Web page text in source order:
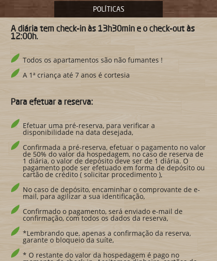
POLÍTICAS
A diária tem check-in às 13h30min e o check-out às
12:00h.
Todos os apartamentos são não fumantes !
A 1ª criança até 7 anos é cortesia
Para efetuar a reserva:
Efetuar uma pré-reserva, para verificar a
disponibilidade na data desejada,
Confirmada a pré-reserva, efetuar o pagamento no valor
de 50% do valor da hospedagem, no caso de reserva de
1 diária, o valor de depósito deve ser de 1 diária. O
pagamento pode ser efetuado em forma de depósito ou
cartão de crédito ( solicitar procedimento ),
No caso de depósito, encaminhar o comprovante de e-
mail, para agilizar a sua identificação,
Confirmado o pagamento, será enviado e-mail de
confirmação, com todos os dados da reserva,
*Lembrando que, apenas a confirmação da reserva,
garante o bloqueio da suíte,
* O restante do valor da hospedagem é pago no